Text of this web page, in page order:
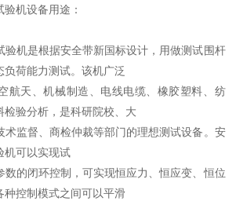
机设备用途：
验机是根据安全带新国标设计，用做测试围杆
荷能力测试。该机广泛
航天、机械制造、电线电缆、橡胶塑料、纺
检验分析，是科研院校、大
术监督、商检仲裁等部门的理想测试设备。安
机可以实现试
数的闭环控制，可实现恒应力、恒应变、恒位
种控制模式之间可以平滑